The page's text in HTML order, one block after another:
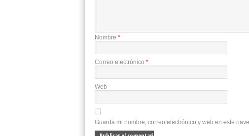
Nombre *
Correo electrónico *
Web
Guarda mi nombre, correo electrónico y web en este